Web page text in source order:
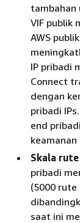
tambahan
VIF publik
AWS
IP pribadi
Connect
dengan
pribadi
end
keamanan
Skala
pribadi
(5000 rute
saat ini